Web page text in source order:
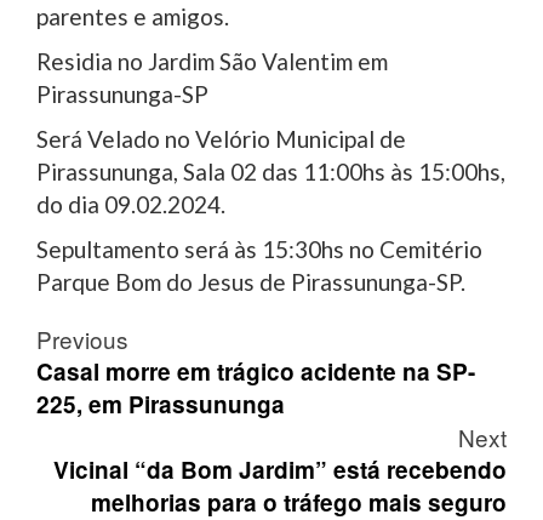
parentes e amigos.
Residia no Jardim São Valentim em
Pirassununga-SP
Será Velado no Velório Municipal de
Pirassununga, Sala 02 das 11:00hs às 15:00hs,
do dia 09.02.2024.
Sepultamento será às 15:30hs no Cemitério
Parque Bom do Jesus de Pirassununga-SP.
Post
navigation
Previous
Casal morre em trágico acidente na SP-
225, em Pirassununga
Next
Vicinal “da Bom Jardim” está recebendo
melhorias para o tráfego mais seguro